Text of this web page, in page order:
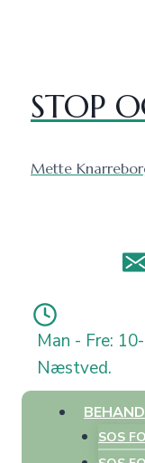
STOP
Mette
Man - Fre:
Næstved.
SOS